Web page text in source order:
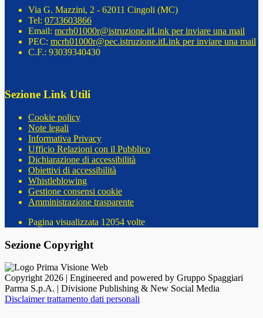
Via G. Mazzini, 2 - 62011 Cingoli (MC)
Tel: 0733603866
Email: mcrh01000r@istruzione.itLink per inviare una mail
PEC: mcrh01000r@pec.istruzione.itLink per inviare una mail
C.F.: 93039340430
Sezione Link Utili
Cookie policy
Note legali
Informativa Privacy
Ufficio Relazioni con il Pubblico
Dichiarazione di accessibilità
Obiettivi di accessibilità
Whistleblowing
Gestione consensi cookie
Amministrazione trasparente
Pagina visualizzata 12054 volte
Sezione Copyright
Copyright 2026 | Engineered and powered by Gruppo Spaggiari
Parma S.p.A. | Divisione Publishing & New Social Media
Disclaimer trattamento dati personali